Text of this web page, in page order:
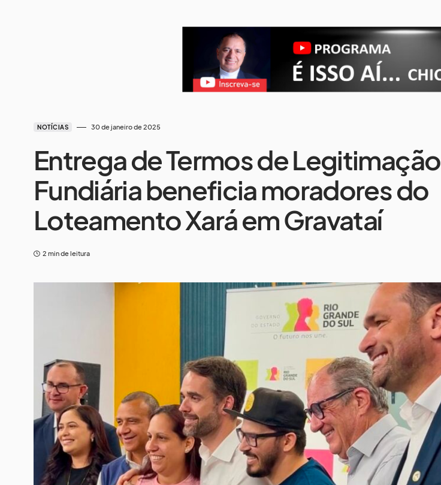
NOTÍCIAS 30 de janeiro de 2025
Entrega de Termos de Legitimação
Fundiária beneficia moradores do
Loteamento Xará em Gravataí
2 min de leitura